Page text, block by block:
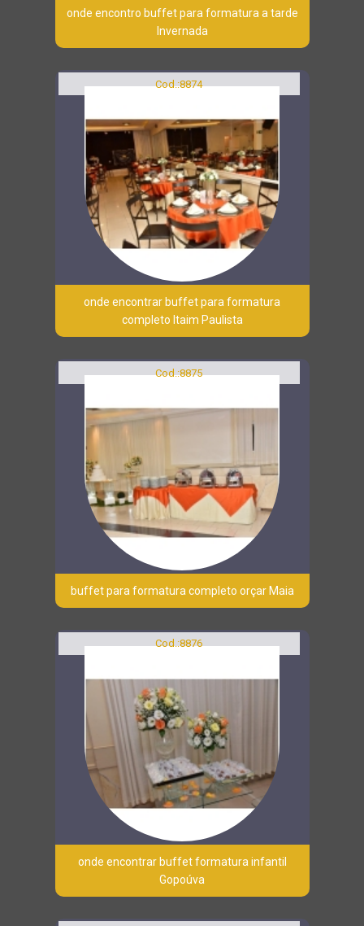
onde encontro buffet para formatura a tarde
Invernada
Cod.:8874
onde encontrar buffet para formatura
completo Itaim Paulista
Cod.:8875
buffet para formatura completo orçar Maia
Cod.:8876
onde encontrar buffet formatura infantil
Gopoúva